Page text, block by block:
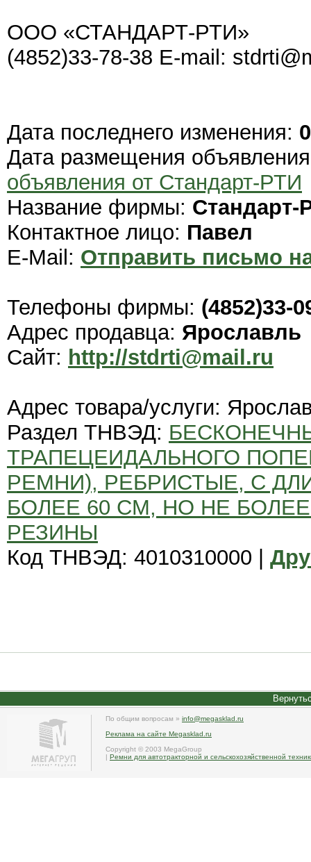
ООО «СТАНДАРТ-РТИ»
(4852)33-78-38 E-mail:
Дата последнего изменения:
Дата размещения
объявления от Стандарт-РТИ
Название фирмы: Стандарт-
Контактное лицо: Павел
E-Mail: Отправить письмо
Телефоны фирмы: (4852)33-
Адрес продавца: Ярославль
Сайт: http://stdrti@mail.ru
Адрес товара/услуги:
Раздел ТНВЭД:
ТРАПЕЦЕИДАЛЬНОГО
РЕМНИ), РЕБРИСТЫЕ, С
БОЛЕЕ 60 СМ, НО НЕ
РЕЗИНЫ
Код ТНВЭД: 4010310000 |
По общим вопросам » info@megasklad.ru
Реклама на сайте Megasklad.ru
Copyright © 2003 MegaGroup
| Ремни для автотракторной и сельскохозяйственной